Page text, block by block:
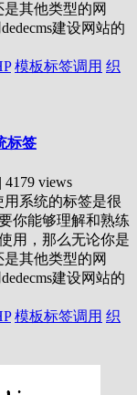
是其他类型的网
建设网站的
模板标签调用 织
标签
| 4179 views
用系统的标签是很
你能够理解和熟练
用，那么无论你是
是其他类型的网
建设网站的
模板标签调用 织